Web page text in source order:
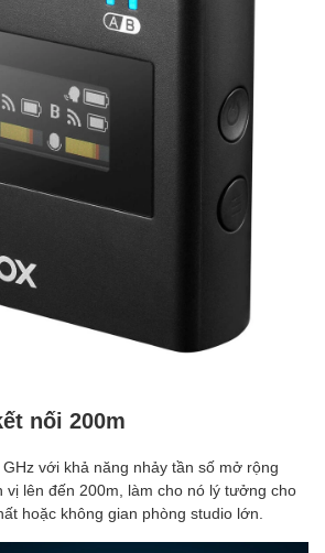
nối 200m
với khả năng nhảy tần số mở rộng
vị lên đến 200m, làm cho nó lý tưởng cho
hoặc không gian phòng studio lớn.